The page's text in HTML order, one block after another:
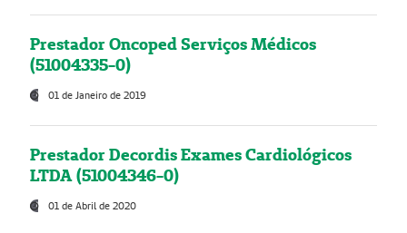
Prestador Oncoped Serviços Médicos
(51004335-0)
01 de Janeiro de 2019
Prestador Decordis Exames Cardiológicos
LTDA (51004346-0)
01 de Abril de 2020